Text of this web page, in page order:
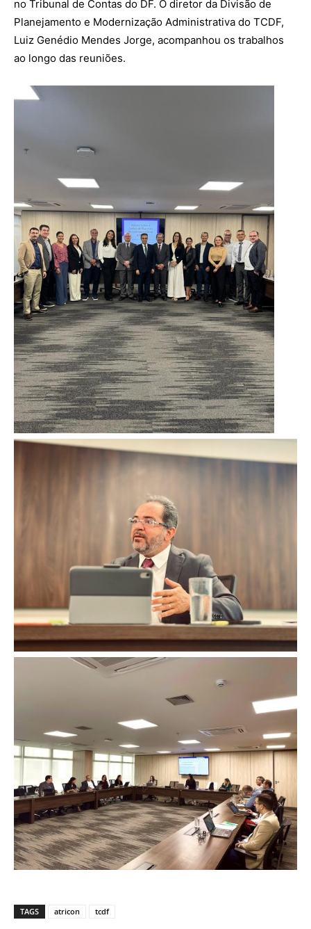
no Tribunal de Contas do DF. O diretor da Divisão de
Planejamento e Modernização Administrativa do TCDF,
Luiz Genédio Mendes Jorge, acompanhou os trabalhos
ao longo das reuniões.
TAGS atricon tcdf